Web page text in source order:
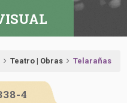
Teatro | Obras Telarañas
4